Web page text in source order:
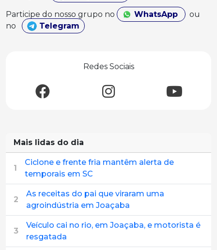
Participe do nosso grupo no WhatsApp
ou
no
Telegram
Redes Sociais
Mais lidas do dia
1
Ciclone e frente fria mantêm alerta de
temporais em SC
2
As receitas do pai que viraram uma
agroindústria em Joaçaba
3
Veículo cai no rio, em Joaçaba, e motorista é
resgatada